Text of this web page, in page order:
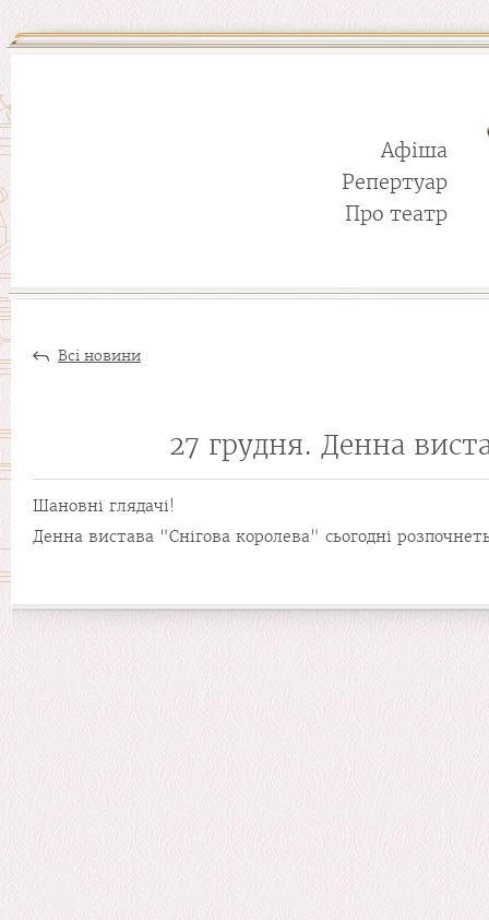
Афіша
Репертуар
Про театр
Всі новини
27 грудня. Денна
Шановні глядачі!
Денна вистава "Снігова королева" сьогодні